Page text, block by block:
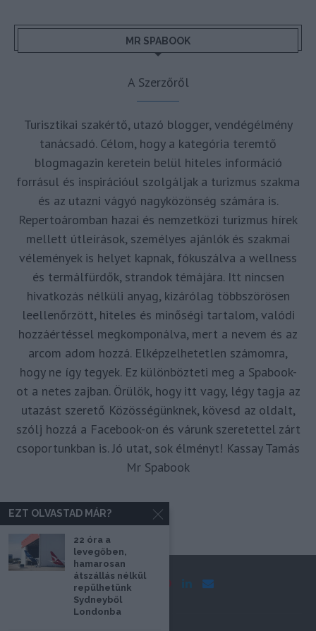
MR SPABOOK
A Szerzőről
Turisztikai szakértő, utazó blogger, vendégélmény
tanácsadó. Célom, hogy a kategória teremtő
blogmagazin keretein belül hiteles információ
forrásul és inspirációul szolgáljak a turizmus szakma
és az utazni vágyó nagyközönség számára is.
Repertoáromban hazai és nemzetközi turizmus hírek
mellett útleírások, személyes ajánlók és szakmai
vélemények is helyet kapnak, fókuszálva a wellness
és termálfürdők, strandok témájára. Itt nincsen
hivatkozás nélküli anyag, kizárólag többszörösen
leellenőrzött, hiteles és minőségi tartalom, valódi
hozzáértéssel megkomponálva, mert a nevem és az
arcom adom hozzá. Elképzelhetetlen számomra,
hogy ne így tegyek. Ez különbözteti meg a Spabook-
ot a netes zajban. Örülök, hogy itt vagy, légy tagja az
utazást szerető Közösségünknek, kövesd az oldalt,
szólj hozzá a Facebook-on és várunk szeretettel zárt
csoportunkban is. Jó utat, sok élményt! Kassay Tamás
Mr Spabook
EZT OLVASTAD MÁR?
22 óra a
levegőben,
hamarosan
átszállás nélkül
repülhetünk
Sydneyből
Londonba